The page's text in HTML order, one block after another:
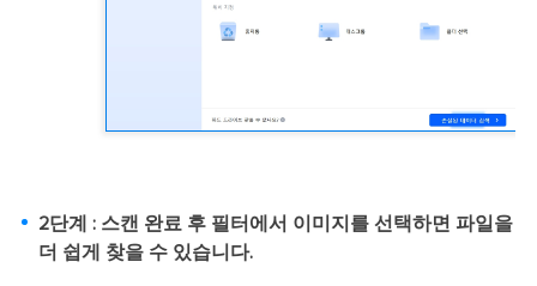
2단계 : 스캔 완료 후 필터에서 이미지를 선택하면 파일을
더 쉽게 찾을 수 있습니다.